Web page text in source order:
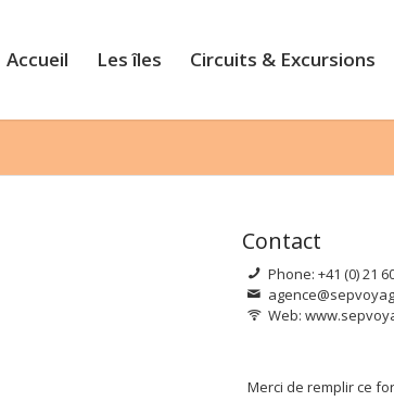
Accueil Les îles Circuits & Excursions
Contact
Phone: +41 (0) 21
Web:
Merci de remplir ce